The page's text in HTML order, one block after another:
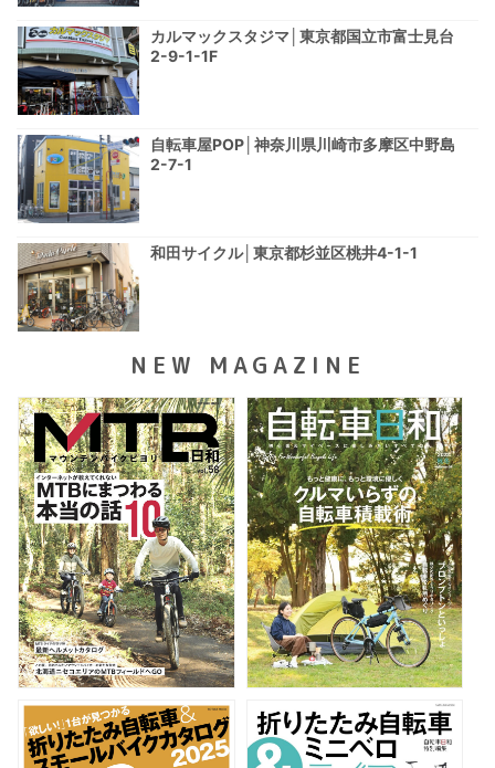
カルマックスタジマ│東京都国立市富士見台
2-9-1-1F
自転車屋POP│神奈川県川崎市多摩区中野島
2-7-1
和田サイクル│東京都杉並区桃井4-1-1
NEW MAGAZINE